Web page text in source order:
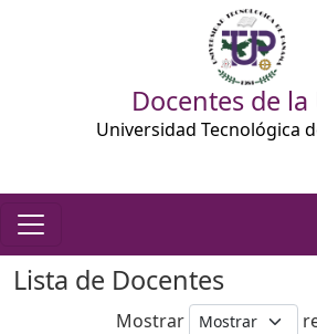
Docentes de la
Universidad Tecnológica
Lista de Docentes
Mostrar